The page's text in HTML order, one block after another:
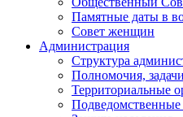
Памятные даты в
Совет женщин
Администрация
Структура
Полномочия,
Территориальные
Подведомственные